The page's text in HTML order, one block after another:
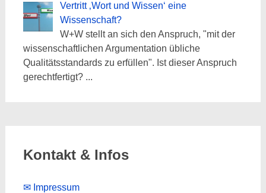
Vertritt ‚Wort und Wissen‘ eine
Wissenschaft?
W+W stellt an sich den Anspruch, "mit der
wissenschaftlichen Argumentation übliche
Qualitätsstandards zu erfüllen". Ist dieser Anspruch
gerechtfertigt?...
Kontakt & Infos
✉ Impressum